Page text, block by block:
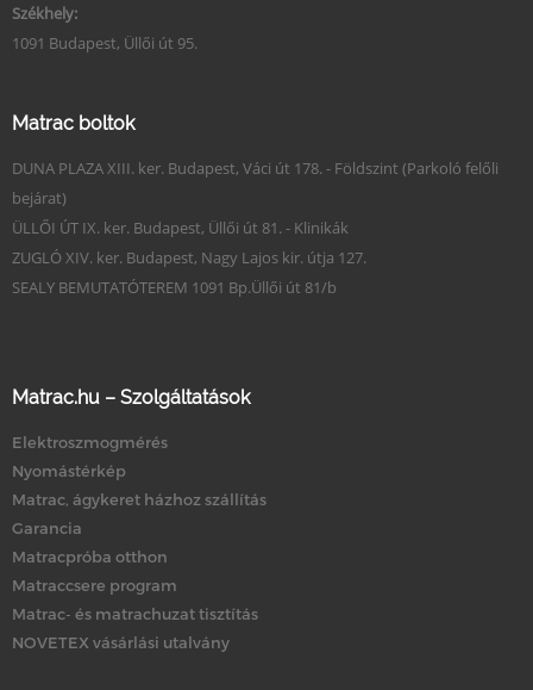
Székhely:
1091 Budapest, Üllői út 95.
Matrac boltok
DUNA PLAZA XIII. ker. Budapest, Váci út 178. - Földszint (Parkoló felőli
bejárat)
ÜLLŐI ÚT IX. ker. Budapest, Üllői út 81. - Klinikák
ZUGLÓ XIV. ker. Budapest, Nagy Lajos kir. útja 127.
SEALY BEMUTATÓTEREM 1091 Bp.Üllői út 81/b
Matrac.hu – Szolgáltatások
Elektroszmogmérés
Nyomástérkép
Matrac, ágykeret házhoz szállítás
Garancia
Matracpróba otthon
Matraccsere program
Matrac- és matrachuzat tisztítás
NOVETEX vásárlási utalvány